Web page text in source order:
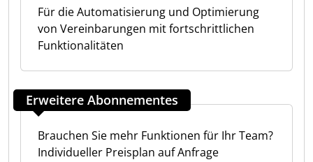
Für die Automatisierung und Optimierung
von Vereinbarungen mit fortschrittlichen
Funktionalitäten
Erweitere Abonnementes
Brauchen Sie mehr Funktionen für Ihr Team?
Individueller Preisplan auf Anfrage